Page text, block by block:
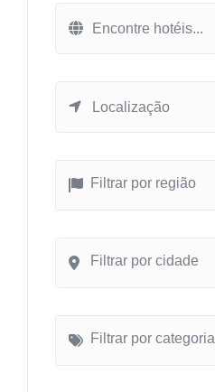
Filtrar por região
Filtrar por cidade
Filtrar por categoria